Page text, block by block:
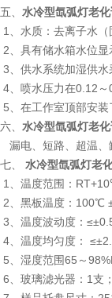
五、 水冷型氙弧灯老
1、水质：去离子水
2、具有储水箱水位显
3、供水系统加湿供水
4、喷水压力在0.12
5、在工作室顶部安装
六、 水冷型氙弧灯老
漏电、短路、超温、
七、 水冷型氙弧灯老
1、温度范围：
2、黑板温度：100℃
3、温度波动度：
4、温度均匀度：
5、湿度范围65～
6、玻璃滤光器：1支；